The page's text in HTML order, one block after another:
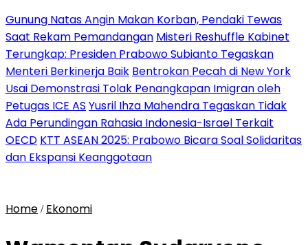
Gunung Natas Angin Makan Korban, Pendaki Tewas
Saat Rekam Pemandangan Misteri Reshuffle Kabinet
Terungkap: Presiden Prabowo Subianto Tegaskan
Menteri Berkinerja Baik Bentrokan Pecah di New York
Usai Demonstrasi Tolak Penangkapan Imigran oleh
Petugas ICE AS Yusril Ihza Mahendra Tegaskan Tidak
Ada Perundingan Rahasia Indonesia-Israel Terkait
OECD KTT ASEAN 2025: Prabowo Bicara Soal Solidaritas
dan Ekspansi Keanggotaan
Home / Ekonomi